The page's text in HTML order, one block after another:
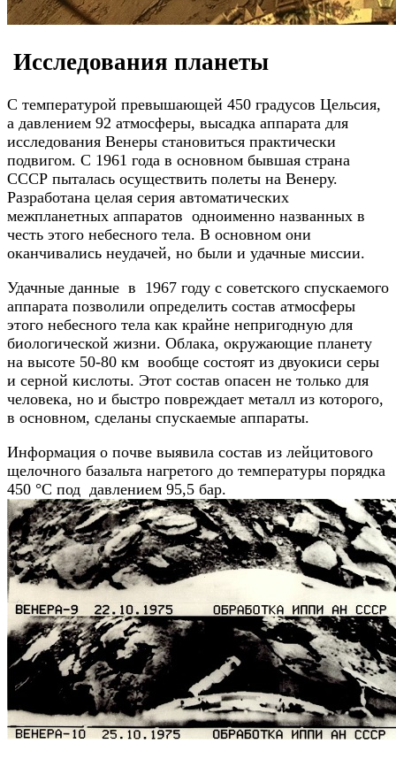
Исследования планеты
С температурой превышающей 450 градусов Цельсия,
а давлением 92 атмосферы, высадка аппарата для
исследования Венеры становиться практически
подвигом. С 1961 года в основном бывшая страна
СССР пыталась осуществить полеты на Венеру.
Разработана целая серия автоматических
межпланетных аппаратов одноименно названных в
честь этого небесного тела. В основном они
оканчивались неудачей, но были и удачные миссии.
Удачные данные в 1967 году с советского спускаемого
аппарата позволили определить состав атмосферы
этого небесного тела как крайне непригодную для
биологической жизни. Облака, окружающие планету
на высоте 50-80 км вообще состоят из двуокиси серы
и серной кислоты. Этот состав опасен не только для
человека, но и быстро повреждает металл из которого,
в основном, сделаны спускаемые аппараты.
Информация о почве выявила состав из лейцитового
щелочного базальта нагретого до температуры порядка
450 °C под давлением 95,5 бар.